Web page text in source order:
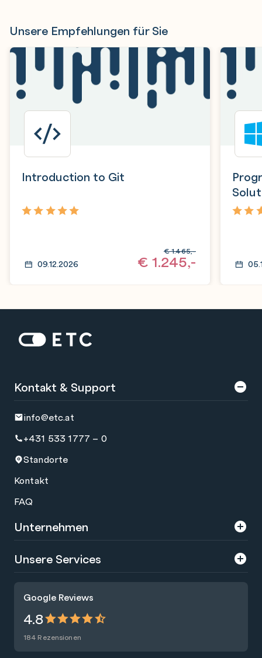
Unsere Empfehlungen für Sie
Introduction to Git
09.12.2026 € 1.245,-
€1.465,-
Startseite: ETC
Google Reviews
4.8
184 Rezensionen
Kontakt & Support
info@etc.at
+431 533 1777 – 0
Standorte
Kontakt
FAQ
Unternehmen
Über uns
Presse
Nachhaltigkeit
Blog
Unsere Services